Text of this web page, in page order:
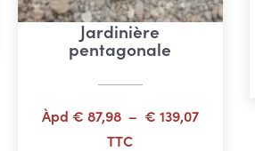
Jardinière
pentagonale
Àpd € 87,98 – € 139,07Plage
TTC